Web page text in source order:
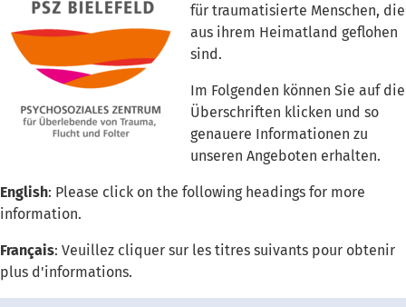
für traumatisierte Menschen, die
aus ihrem Heimatland geflohen
sind.
Im Folgenden können Sie auf die
Überschriften klicken und so
genauere Informationen zu
unseren Angeboten erhalten.
English: Please click on the following headings for more
information.
Français: Veuillez cliquer sur les titres suivants pour obtenir
plus d'informations.